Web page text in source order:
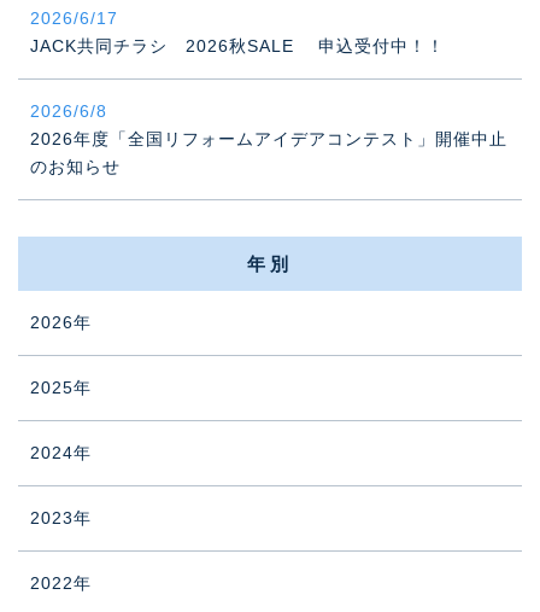
2026/6/17
JACK共同チラシ 2026秋SALE 申込受付中！！
2026/6/8
2026年度「全国リフォームアイデアコンテスト」開催中止
のお知らせ
年別
2026年
2025年
2024年
2023年
2022年